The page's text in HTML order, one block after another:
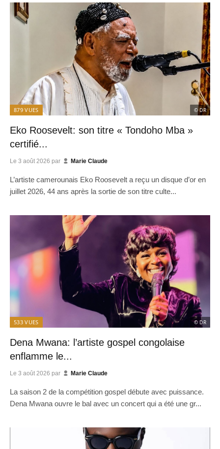
879 VUES © DR
Eko Roosevelt: son titre « Tondoho Mba »
certifié...
Le 3 août 2026 par Marie Claude
L’artiste camerounais Eko Roosevelt a reçu un disque d’or en
juillet 2026, 44 ans après la sortie de son titre culte...
533 VUES © DR
Dena Mwana: l’artiste gospel congolaise
enflamme le...
Le 3 août 2026 par Marie Claude
La saison 2 de la compétition gospel débute avec puissance.
Dena Mwana ouvre le bal avec un concert qui a été une gr...